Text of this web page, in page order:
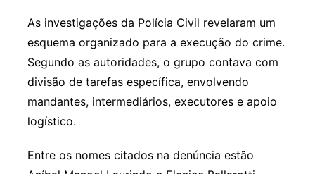
As investigações da Polícia Civil revelaram um
esquema organizado para a execução do crime.
Segundo as autoridades, o grupo contava com
divisão de tarefas específica, envolvendo
mandantes, intermediários, executores e apoio
logístico.
Entre os nomes citados na denúncia estão